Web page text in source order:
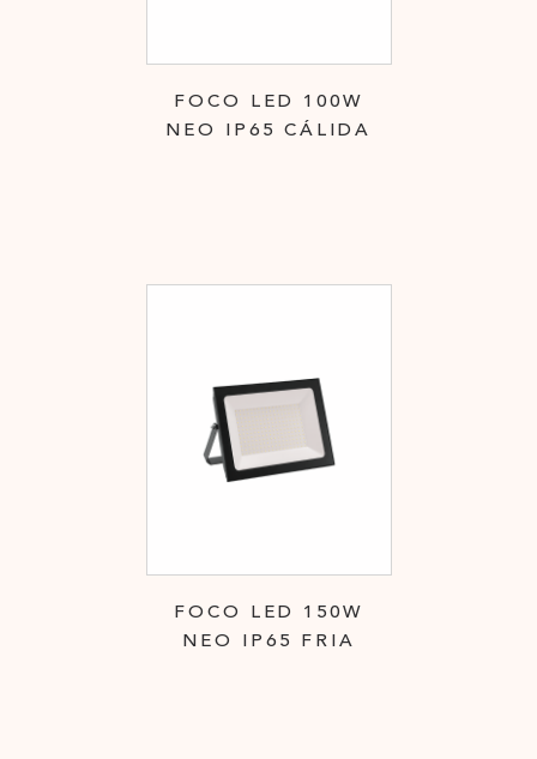
FOCO LED 100W
NEO IP65 CÁLIDA
FOCO LED 150W
NEO IP65 FRIA